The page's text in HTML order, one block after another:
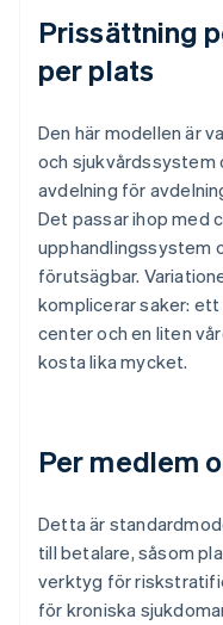
Prissättning
per plats
Den här modellen är
och sjukvårdssystem
avdelning för
Det passar ihop med
upphandlingssystem
förutsägbar.
komplicerar saker:
center och en liten
kosta lika mycket.
Per medlem
Detta är
till betalare, såsom
verktyg för
för kroniska